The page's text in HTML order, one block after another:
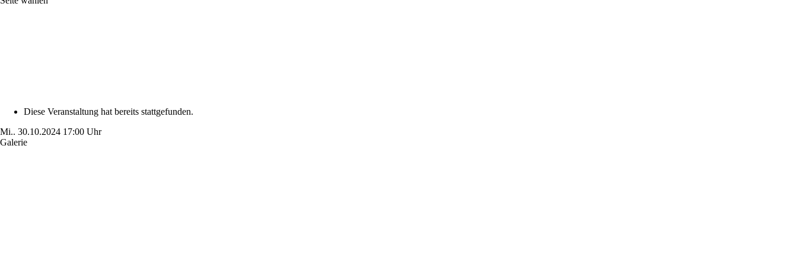
Diese Veranstaltung hat bereits stattgefunden.
Mi.. 30.10.2024 17:00 Uhr
Galerie